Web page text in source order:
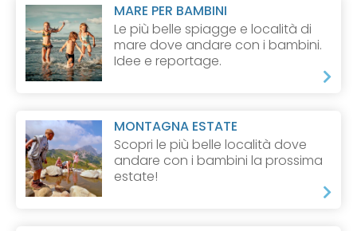
MARE PER BAMBINI
Le più belle spiagge e località di
mare dove andare con i bambini.
Idee e reportage.
MONTAGNA ESTATE
Scopri le più belle località dove
andare con i bambini la prossima
estate!